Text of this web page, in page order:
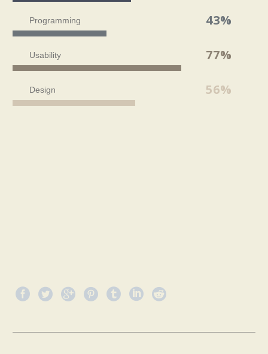
Programming 43%
Usability 77%
Design 56%